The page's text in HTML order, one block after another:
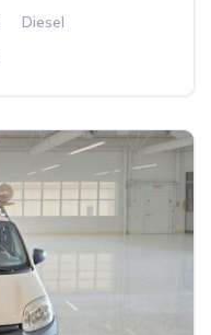
Diesel